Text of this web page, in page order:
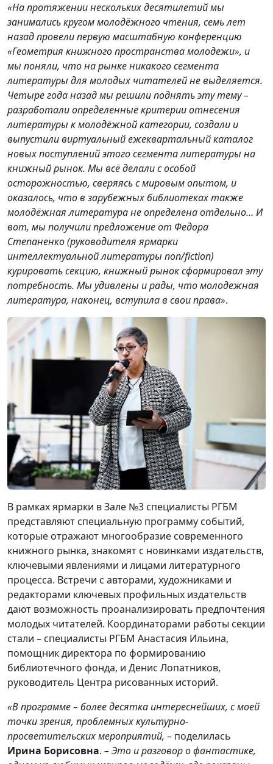
«На протяжении нескольких десятилетий мы
занимались кругом молодёжного чтения, семь лет
назад провели первую масштабную конференцию
«Геометрия книжного пространства молодежи», и
мы поняли, что на рынке никакого сегмента
литературы для молодых читателей не выделяется.
Четыре года назад мы решили поднять эту тему –
разработали определенные критерии отнесения
литературы к молодёжной категории, создали и
выпустили виртуальный ежеквартальный каталог
новых поступлений этого сегмента литературы на
книжный рынок. Мы всё делали с особой
осторожностью, сверяясь с мировым опытом, и
оказалось, что в зарубежных библиотеках также
молодёжная литература не определена отдельно… И
вот, мы получили предложение от Федора
Степаненко (руководителя ярмарки
интеллектуальной литературы non/fiction)
курировать секцию, книжный рынок сформировал эту
потребность. Мы удивлены и рады, что молодежная
литература, наконец, вступила в свои права».
В рамках ярмарки в Зале №3 специалисты РГБМ
представляют специальную программу событий,
которые отражают многообразие современного
книжного рынка, знакомят с новинками издательств,
ключевыми явлениями и лицами литературного
процесса. Встречи с авторами, художниками и
редакторами ключевых профильных издательств
дают возможность проанализировать предпочтения
молодых читателей. Координаторами работы секции
стали – специалисты РГБМ Анастасия Ильина,
помощник директора по формированию
библиотечного фонда, и Денис Лопатников,
руководитель Центра рисованных историй.
«В программе – более десятка интереснейших, с моей
точки зрения, проблемных культурно-
просветительских мероприятий, – поделилась
Ирина Борисовна. – Это и разговор о фантастике,